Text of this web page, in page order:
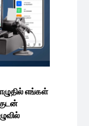
எங்கள்